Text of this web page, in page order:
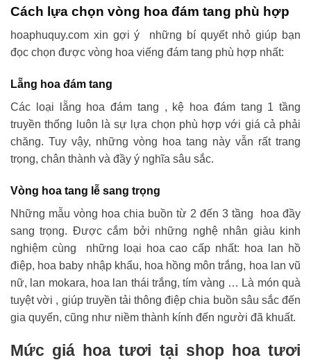
Cách lựa chọn vòng hoa đám tang phù hợp
hoaphuquy.com xin gợi ý những bí quyết nhỏ giúp bạn
đọc chọn được vòng hoa viếng đám tang phù hợp nhất:
Lẵng hoa đám tang
Các loại lẵng hoa đám tang , kệ hoa đám tang 1 tầng
truyền thống luôn là sự lựa chọn phù hợp với giá cả phải
chăng. Tuy vậy, những vòng hoa tang này vẫn rất trang
trọng, chân thành và đầy ý nghĩa sâu sắc.
Vòng hoa tang lễ sang trọng
Những mẫu vòng hoa chia buồn từ 2 đến 3 tầng hoa đầy
sang trọng. Được cắm bởi những nghệ nhân giàu kinh
nghiệm cùng những loại hoa cao cấp nhất: hoa lan hồ
điệp, hoa baby nhập khẩu, hoa hồng môn trắng, hoa lan vũ
nữ, lan mokara, hoa lan thái trắng, tím vàng … Là món quà
tuyệt vời , giúp truyền tải thông điệp chia buồn sâu sắc đến
gia quyến, cũng như niềm thành kính đến người đã khuất.
Mức giá hoa tươi tại shop hoa tươi